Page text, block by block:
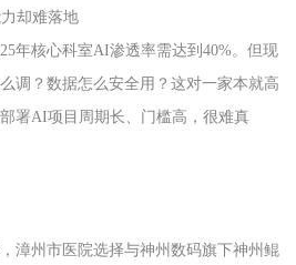
却难落地
年核心科室AI渗透率需达到40%。但现
调？数据怎么安全用？这对一家本就高
署AI项目周期长、门槛高，很难真
漳州市医院选择与神州数码旗下神州鲲